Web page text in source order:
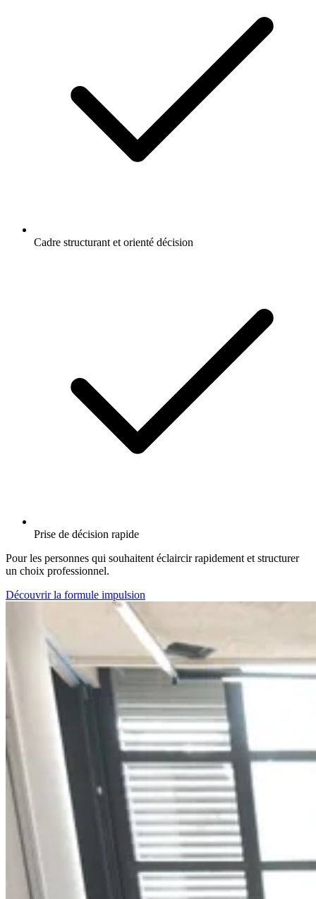
Cadre structurant et orienté décision
Prise de décision rapide
Pour les personnes qui souhaitent éclaircir rapidement et structurer
un choix professionnel.
Découvrir la formule impulsion